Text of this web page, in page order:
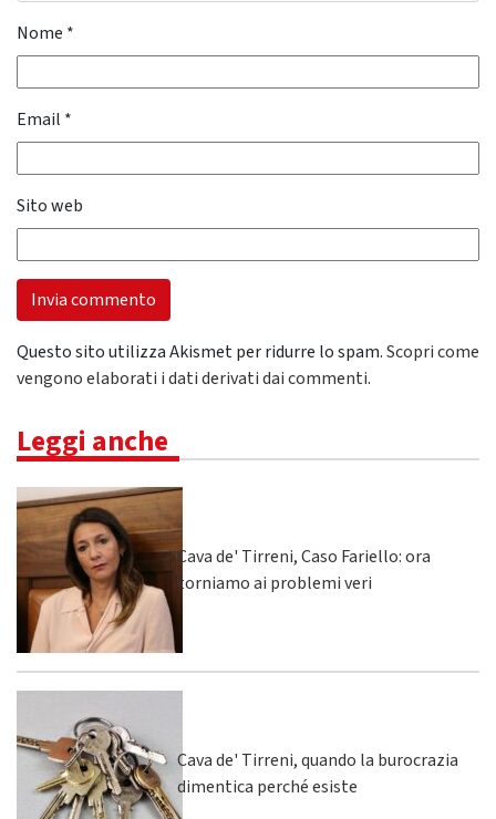
Nome *
Email *
Sito web
Questo sito utilizza Akismet per ridurre lo spam.Scopri come
vengono elaborati i dati derivati dai commenti.
Leggi anche
Cava de' Tirreni, Caso Fariello: ora
torniamo ai problemi veri
Cava de' Tirreni, quando la burocrazia
dimentica perché esiste